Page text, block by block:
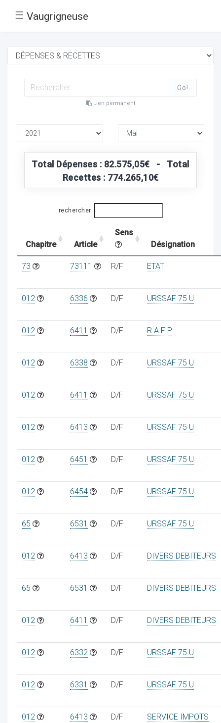
☰ Vaugrigneuse
Go!
Lien permanent
Total Dépenses : 82.575,05€ - Total
Recettes : 774.265,10€
rechercher
Chapitre Article
Sens
Désignation
73 73111 R/F ETAT
012 6336 D/F URSSAF 75 U
012 6411 D/F R A F P
012 6338 D/F URSSAF 75 U
012 6411 D/F URSSAF 75 U
012 6413 D/F URSSAF 75 U
012 6451 D/F URSSAF 75 U
012 6454 D/F URSSAF 75 U
65 6531 D/F URSSAF 75 U
012 6413 D/F DIVERS DEBITEURS
65 6531 D/F DIVERS DEBITEURS
012 6411 D/F DIVERS DEBITEURS
012 6332 D/F URSSAF 75 U
012 6331 D/F URSSAF 75 U
012 6413 D/F
SERVICE IMPOTS